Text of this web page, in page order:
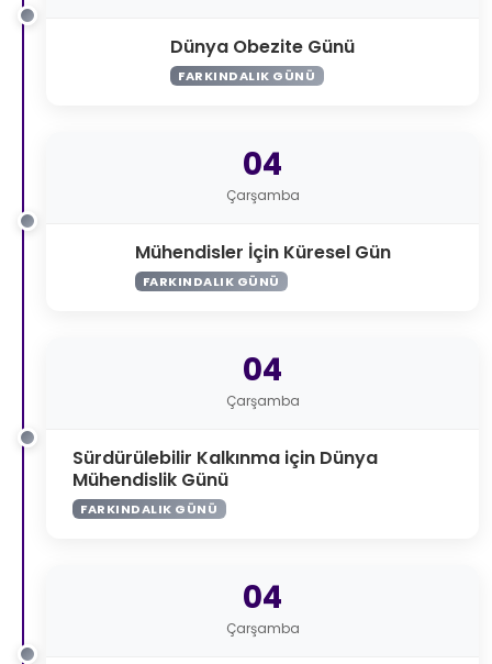
Dünya Obezite Günü
FARKINDALIK GÜNÜ
04
Çarşamba
Mühendisler İçin Küresel Gün
FARKINDALIK GÜNÜ
04
Çarşamba
Sürdürülebilir Kalkınma için Dünya
Mühendislik Günü
FARKINDALIK GÜNÜ
04
Çarşamba